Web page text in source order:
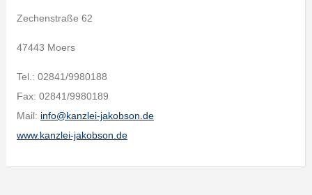
Zechenstraße 62
47443 Moers
Tel.: 02841/9980188
Fax: 02841/9980189
Mail: info@kanzlei-jakobson.de
www.kanzlei-jakobson.de